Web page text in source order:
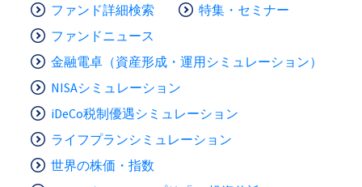
ファンド詳細検索
特集・セミナー
ファンドニュース
金融電卓（資産形成・運用シミュレーション）
NISAシミュレーション
iDeCo税制優遇シミュレーション
ライフプランシミュレーション
世界の株価・指数